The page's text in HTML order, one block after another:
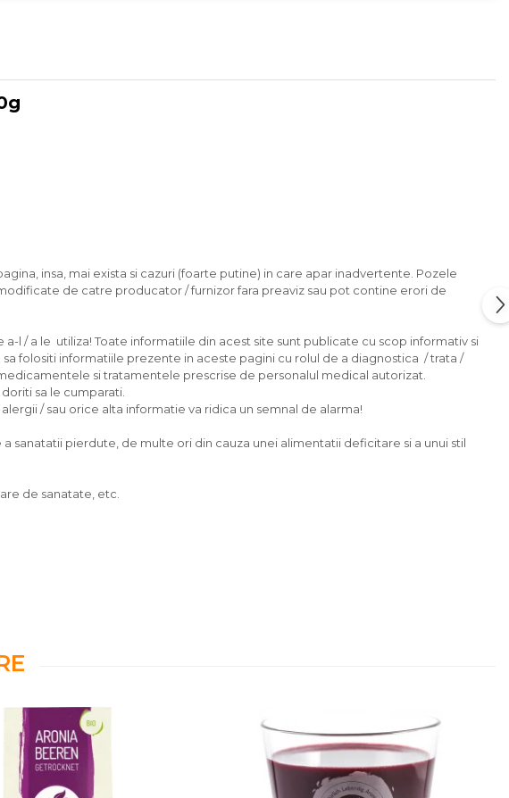
insa, mai exista si cazuri (foarte putine) in care apar inadvertente. Pozele
de catre producator / furnizor fara preaviz sau pot contine erori de
/ a le utiliza! Toate informatiile din acest site sunt publicate cu scop informativ si
folositi informatiile prezente in aceste pagini cu rolul de a diagnostica / trata /
si tratamentele prescrise de personalul medical autorizat.
sa le cumparati.
/ sau orice alta informatie va ridica un semnal de alarma!
pierdute, de multe ori din cauza unei alimentatii deficitare si a unui stil
de sanatate, etc.